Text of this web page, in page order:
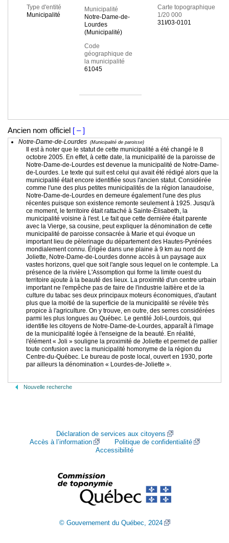
Type d'entité
Municipalité
Municipalité
Notre-Dame-de-
Lourdes
(Municipalité)
Code
géographique de
la municipalité
61045
Carte topographique
1/20 000
31I/03-0101
Ancien nom officiel [ – ]
Notre-Dame-de-Lourdes (Municipalité de paroisse)
Il est à noter que le statut de cette municipalité a été changé le 8
octobre 2005. En effet, à cette date, la municipalité de la paroisse de
Notre-Dame-de-Lourdes est devenue la municipalité de Notre-Dame-
de-Lourdes. Le texte qui suit est celui qui avait été rédigé alors que la
municipalité était encore identifiée sous l'ancien statut. Considérée
comme l'une des plus petites municipalités de la région lanaudoise,
Notre-Dame-de-Lourdes en demeure également l'une des plus
récentes puisque son existence remonte seulement à 1925. Jusqu'à
ce moment, le territoire était rattaché à Sainte-Élisabeth, la
municipalité voisine à l'est. Le fait que cette dernière était parente
avec la Vierge, sa cousine, peut expliquer la dénomination de cette
municipalité de paroisse consacrée à Marie et qui évoque un
important lieu de pèlerinage du département des Hautes-Pyrénées
mondialement connu. Érigée dans une plaine à 9 km au nord de
Joliette, Notre-Dame-de-Lourdes donne accès à un paysage aux
vastes horizons, quel que soit l'angle sous lequel on le contemple. La
présence de la rivière L'Assomption qui forme la limite ouest du
territoire ajoute à la beauté des lieux. La proximité d'un centre urbain
important ne l'empêche pas de faire de l'industrie laitière et de la
culture du tabac ses deux principaux moteurs économiques, d'autant
plus que la moitié de la superficie de la municipalité se révèle très
propice à l'agriculture. On y trouve, en outre, des serres considérées
parmi les plus longues au Québec. Le gentilé Joli-Lourdois, qui
identifie les citoyens de Notre-Dame-de-Lourdes, apparaît à l'image
de la municipalité logée à l'enseigne de la beauté. En réalité,
l'élément « Joli » souligne la proximité de Joliette et permet de pallier
toute confusion avec la municipalité homonyme de la région du
Centre-du-Québec. Le bureau de poste local, ouvert en 1930, porte
par ailleurs la dénomination « Lourdes-de-Joliette ».
Nouvelle recherche
Déclaration de services aux citoyens
Accès à l’information
Politique de confidentialité
Accessibilité
© Gouvernement du Québec, 2024